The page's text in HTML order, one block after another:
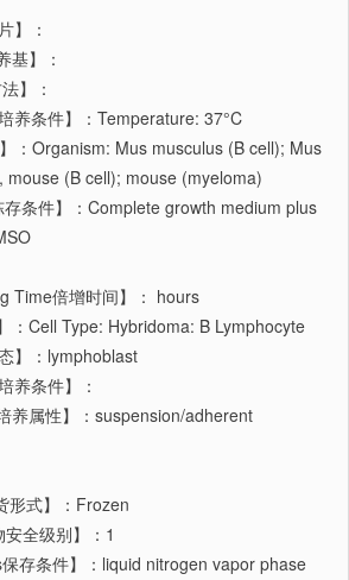
】：
基】：
】：
养条件】：Temperature: 37°C
：Organism: Mus musculus (B cell); Mus
mouse (B cell); mouse (myeloma)
存条件】：Complete growth medium plus
Time倍增时间】： hours
：Cell Type: Hybridoma: B Lymphocyte
】：lymphoblast
养条件】：
养属性】：suspension/adherent
形式】：Frozen
安全级别】：1
保存条件】：liquid nitrogen vapor phase